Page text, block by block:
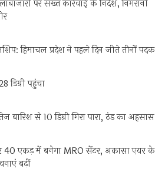
पर सख्त कार्रवाई के निर्देश, निगरानी
हिमाचल प्रदेश ने पहले दिन जीते तीनों पदक
डिग्री पहुंचा
बारिश से 10 डिग्री गिरा पारा, ठंड का अहसास
40 एकड़ में बनेगा MRO सेंटर, अकासा एयर के
बढ़ीं